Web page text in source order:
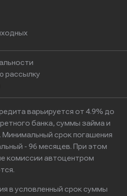
рассылку
варьируется от 4.9% до
банка, суммы займа и
срок погашения
- 96 месяцев. При этом
комиссии автоцентром
в условленный срок суммы